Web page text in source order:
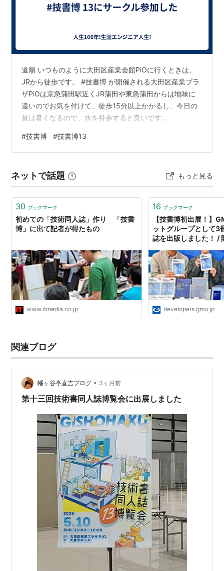
道順 いつものように大田区産業会館PiOに行くときは、
JRから徒歩です。 #技書博 が開催される大田区産業プラ
ザPiOは京急蒲田駅近くJR蒲田や東急蒲田からは地味に
遠いのでお気を付けて、徒歩15分以上かかるし、今日の
昼は暑くなるので、水を持参すると良いです
(@sapi_kawahara) 2026年5月9日 カジュアル面談三部
作 今回は3つ用意しました。 新刊 みんなのカジュアル面
2026年エンジニア転職の新常識 旧作 カジュアル面談の
トリセツ カジュアル面談に関する…
#技書博 #技書博13
ネットで話題 もっと見る
30 ブックマーク
初めての「技術同人誌」作り 「技書
博」に出て記者が得たもの
www.itmedia.co.jp
16 ブックマーク
【技書博初出展！】
ットグループとして3
誌を出版しました！ /
developers.gmo.jp
関連ブログ
幡ヶ谷亭直吉ブログ • 3ヶ月前
第十三回技術書同人誌博覧会に出展しました